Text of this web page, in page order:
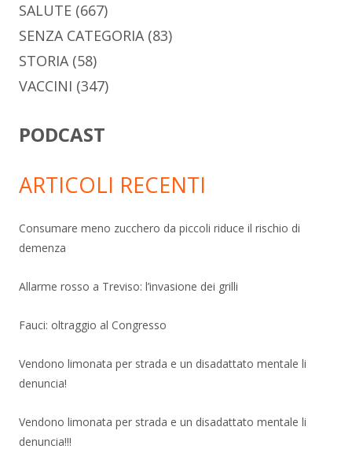
SALUTE (667)
SENZA CATEGORIA(83)
STORIA(58)
VACCINI (347)
PODCAST
ARTICOLI RECENTI
Consumare meno zucchero da piccoli riduce il rischio di
demenza
Allarme rosso a Treviso: l’invasione dei grilli
Fauci: oltraggio al Congresso
Vendono limonata per strada e un disadattato mentale li
denuncia!
Vendono limonata per strada e un disadattato mentale li
denuncia!!!